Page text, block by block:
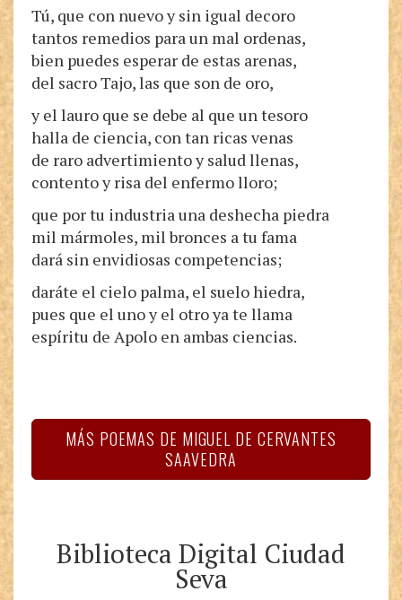
Tú, que con nuevo y sin igual decoro
tantos remedios para un mal ordenas,
bien puedes esperar de estas arenas,
del sacro Tajo, las que son de oro,
y el lauro que se debe al que un tesoro
halla de ciencia, con tan ricas venas
de raro advertimiento y salud llenas,
contento y risa del enfermo lloro;
que por tu industria una deshecha piedra
mil mármoles, mil bronces a tu fama
dará sin envidiosas competencias;
daráte el cielo palma, el suelo hiedra,
pues que el uno y el otro ya te llama
espíritu de Apolo en ambas ciencias.
MÁS POEMAS DE MIGUEL DE CERVANTES
SAAVEDRA
Biblioteca Digital Ciudad
Seva